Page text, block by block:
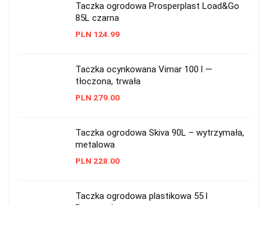
Taczka ogrodowa Prosperplast Load&Go
85L czarna
PLN 124.99
Taczka ocynkowana Vimar 100 l —
tłoczona, trwała
PLN 279.00
Taczka ogrodowa Skiva 90L – wytrzymała,
metalowa
PLN 228.00
Taczka ogrodowa plastikowa 55 l
Prosperplast czarna